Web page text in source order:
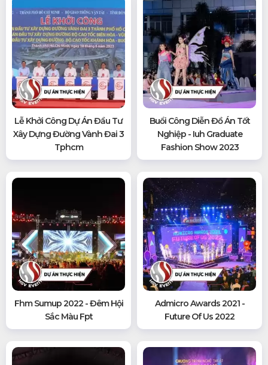
Lễ Khởi Công Dự Án Đầu Tư
Xây Dựng Đường Vành Đai 3
Tphcm
Buổi Công Diễn Đồ Án Tốt
Nghiệp - Iuh Graduate
Fashion Show 2023
Fhm Sumup 2022 - Đêm Hội
Sắc Màu Fpt
Admicro Awards 2021 -
Future Of Us 2022